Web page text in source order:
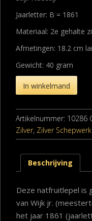
Jaarletter: B = 1861
Materiaal: 2e gehalte
Afmetingen: 18.2 cm
Gewicht: 40 gram
In winkelmand
Artikelnummer: 10286
Zilver, Zilver Schepwerk
Beschrijving
Deze natfruitlepel is
van Wijk jr.
het jaar 1861